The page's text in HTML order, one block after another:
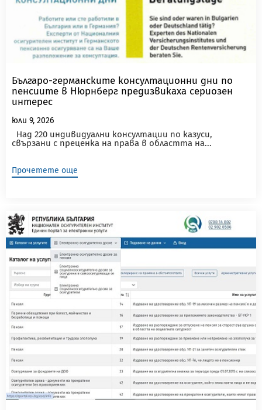
Българо-германските консултационни дни по
пенсиите в Нюрнберг предизвикаха сериозен
интерес
юли 9, 2026
Над 220 индивидуални консултации по казуси,
свързани с преценка на права в областта на...
Прочетете още